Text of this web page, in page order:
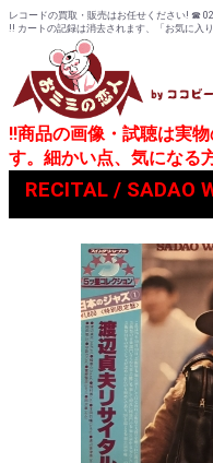
レコードの買取・販売はお任せください! ☎
!! カートの記録は消去されます、「お気に入
!!商品の画像・試聴は実
す。細かい点、気になる
RECITAL / SADAO